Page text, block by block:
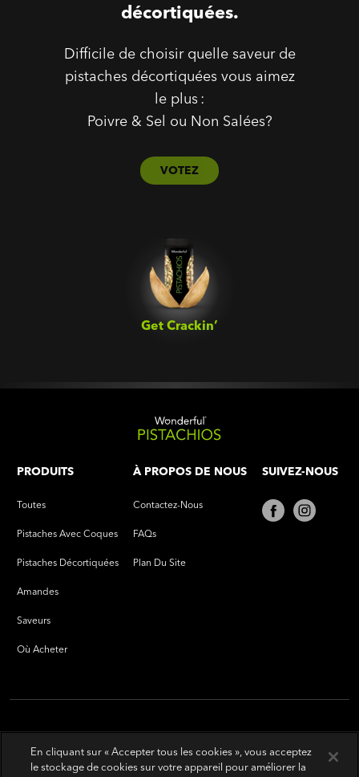
décortiquées.
Difficile de choisir quelle saveur de
pistaches décortiquées vous aimez
le plus :
Poivre & Sel ou Non Salées?
VOTEZ
Get Crackin’‎
PRODUITS
Toutes
Pistaches Avec Coques
Pistaches Décortiquées
Amandes
Saveurs
Où Acheter
À PROPOS DE NOUS
Contactez-Nous
FAQs
Plan Du Site
SUIVEZ-NOUS
En cliquant sur « Accepter tous les cookies », vous acceptez
le stockage de cookies sur votre appareil pour améliorer la